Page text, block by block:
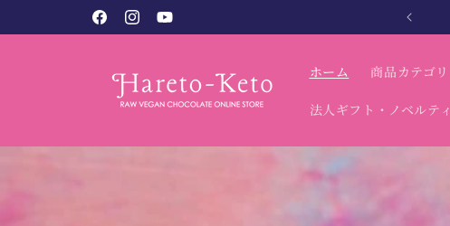
FacebookInstagram
YouTube
税込9,800円以上で送料無料（北海道・沖縄別）
ホーム 商品カテゴリ
法人ギフト・ノベルティ